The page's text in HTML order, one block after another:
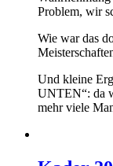
Problem, wir
Wie war das
Und kleine
UNTEN“: da
mehr viele